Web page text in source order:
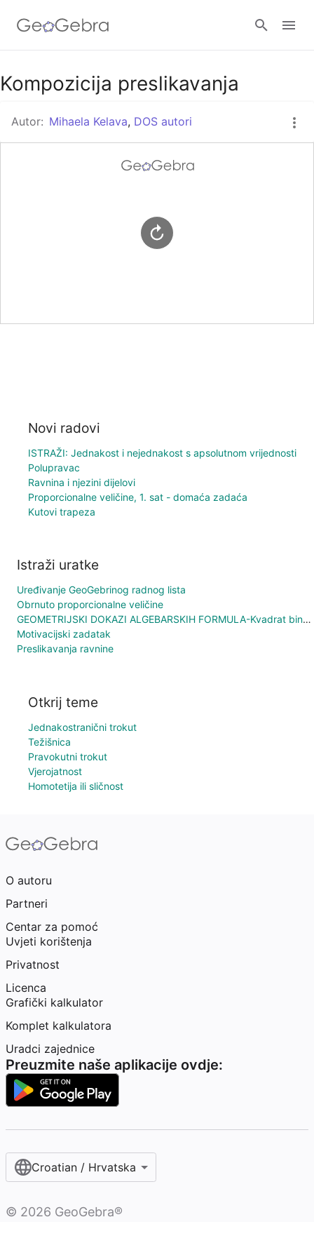
Google Classroom
GeoGebra Razred
Kompozicija preslikavanja
Autor: Mihaela Kelava, DOS autori
Novi radovi
ISTRAŽI: Jednakost i nejednakost s apsolutnom vrijednosti
Polupravac
Ravnina i njezini dijelovi
Proporcionalne veličine, 1. sat - domaća zadaća
Kutovi trapeza
Istraži uratke
Uređivanje GeoGebrinog radnog lista
Obrnuto proporcionalne veličine
GEOMETRIJSKI DOKAZI ALGEBARSKIH FORMULA-Kvadrat binoma 1. a)
Motivacijski zadatak
Preslikavanja ravnine
Otkrij teme
Jednakostranični trokut
Težišnica
Pravokutni trokut
Vjerojatnost
Homotetija ili sličnost
O autoru
Partneri
Centar za pomoć
Uvjeti korištenja
Privatnost
Licenca
Grafički kalkulator
Komplet kalkulatora
Uradci zajednice
Preuzmite naše aplikacije ovdje:
Croatian / Hrvatska‎
© 2026 GeoGebra®